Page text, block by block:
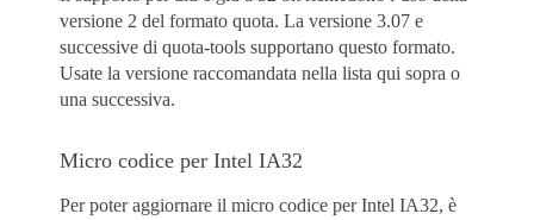
versione 2 del formato quota. La versione 3.07 e
successive di quota-tools supportano questo formato.
Usate la versione raccomandata nella lista qui sopra o
una successiva.
Micro codice per Intel IA32
Per poter aggiornare il micro codice per Intel IA32, è